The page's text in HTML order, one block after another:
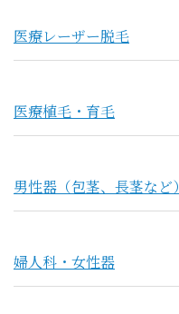
医療レーザー脱毛
医療植毛・育毛
男性器（包茎、長茎など）
婦人科・女性器